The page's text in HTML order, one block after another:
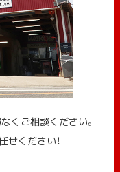
くご相談ください。
せください！